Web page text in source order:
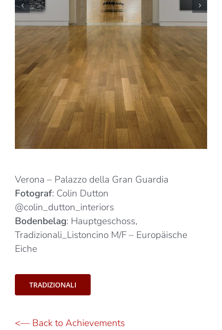
Verona – Palazzo della Gran Guardia
Fotograf: Colin Dutton
@colin_dutton_interiors
Bodenbelag: Hauptgeschoss,
Tradizionali_Listoncino M/F – Europäische
Eiche
TRADIZIONALI
<— Back to Achievements